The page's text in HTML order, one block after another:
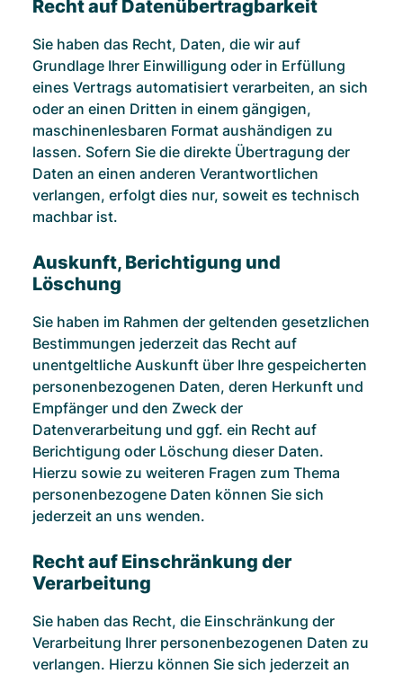
Recht auf Daten­übertrag­barkeit
Sie haben das Recht, Daten, die wir auf
Grundlage Ihrer Einwilligung oder in Erfüllung
eines Vertrags automatisiert verarbeiten, an sich
oder an einen Dritten in einem gängigen,
maschinenlesbaren Format aushändigen zu
lassen. Sofern Sie die direkte Übertragung der
Daten an einen anderen Verantwortlichen
verlangen, erfolgt dies nur, soweit es technisch
machbar ist.
Auskunft, Berichtigung und
Löschung
Sie haben im Rahmen der geltenden gesetzlichen
Bestimmungen jederzeit das Recht auf
unentgeltliche Auskunft über Ihre gespeicherten
personenbezogenen Daten, deren Herkunft und
Empfänger und den Zweck der
Datenverarbeitung und ggf. ein Recht auf
Berichtigung oder Löschung dieser Daten.
Hierzu sowie zu weiteren Fragen zum Thema
personenbezogene Daten können Sie sich
jederzeit an uns wenden.
Recht auf Einschränkung der
Verarbeitung
Sie haben das Recht, die Einschränkung der
Verarbeitung Ihrer personenbezogenen Daten zu
verlangen. Hierzu können Sie sich jederzeit an